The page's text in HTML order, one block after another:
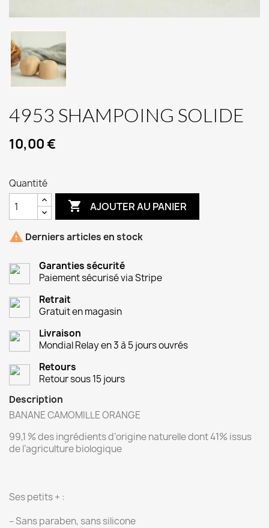
4953 SHAMPOING SOLIDE
10,00 €
Quantité
 AJOUTER AU PANIER
 Derniers articles en stock
Garanties sécurité
Paiement sécurisé via Stripe
Retrait
Gratuit en magasin
Livraison
Mondial Relay en 3 à 5 jours ouvrés
Retours
Retour sous 15 jours
Description
BANANE CAMOMILLE ORANGE
99,1 % des ingrédients d’origine naturelle dont 41% issus
de l’agriculture biologique
Ses petits + :
– Sans paraben, sans silicone